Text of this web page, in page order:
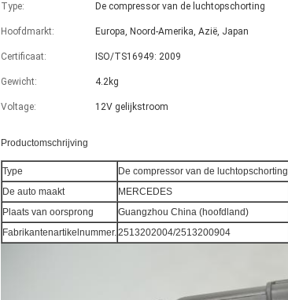
Type: De compressor van de luchtopschorting
Hoofdmarkt: Europa, Noord-Amerika, Azië, Japan
Certificaat: ISO/TS16949: 2009
Gewicht: 4.2kg
Voltage: 12V gelijkstroom
Productomschrijving
Type De compressor van de luchtopschorting
De auto maakt
MERCEDES
Plaats van oorsprong
Guangzhou China (hoofdland)
Fabrikantenartikelnummer.2513202004/2513200904